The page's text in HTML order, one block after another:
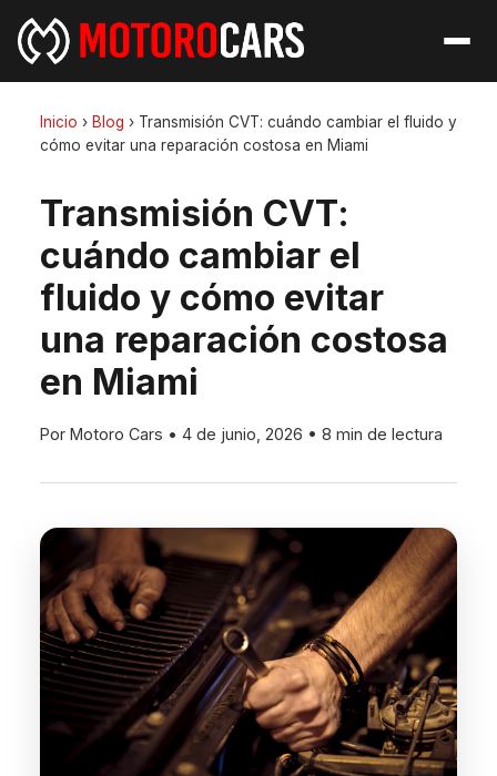
Inicio › Blog › Transmisión CVT: cuándo cambiar el fluido y
cómo evitar una reparación costosa en Miami
Transmisión CVT:
cuándo cambiar el
fluido y cómo evitar
una reparación costosa
en Miami
Por Motoro Cars • 4 de junio, 2026 • 8 min de lectura